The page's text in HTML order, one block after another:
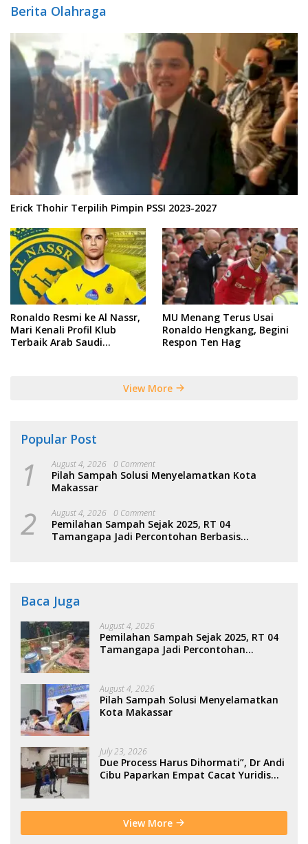
Berita Olahraga
Erick Thohir Terpilih Pimpin PSSI 2023-2027
Ronaldo Resmi ke Al Nassr,
Mari Kenali Profil Klub
Terbaik Arab Saudi
MU Menang Terus Usai
Ronaldo Hengkang, Begini
Respon Ten Hag
View More
Popular Post
1 August 4, 2026 0 Comment
Pilah Sampah Solusi Menyelamatkan Kota
Makassar
2 August 4, 2026 0 Comment
Pemilahan Sampah Sejak 2025, RT 04
Tamangapa Jadi Percontohan Berbasis
Baca Juga
August 4, 2026
Pemilahan Sampah Sejak 2025, RT 04
Tamangapa Jadi Percontohan
August 4, 2026
Pilah Sampah Solusi Menyelamatkan
Kota Makassar
July 23, 2026
Due Process Harus Dihormati”, Dr Andi
Cibu Paparkan Empat Cacat Yuridis
View More